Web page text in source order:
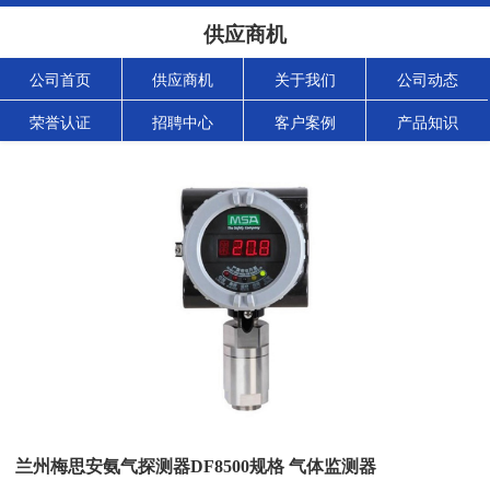
供应商机
公司首页 供应商机 关于我们 公司动态
荣誉认证 招聘中心 客户案例 产品知识
兰州梅思安氨气探测器DF8500规格 气体监测器